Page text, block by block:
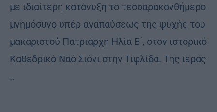
με ιδιαίτερη κατάνυξη το τεσσαρακονθήμερο
μνημόσυνο υπέρ αναπαύσεως της ψυχής του
μακαριστού Πατριάρχη Ηλία Β΄, στον ιστορικό
Καθεδρικό Ναό Σιόνι στην Τιφλίδα. Της ιεράς
…